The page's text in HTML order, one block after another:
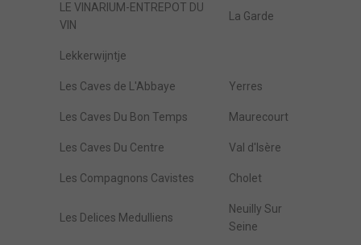
LE VINARIUM-ENTREPOT DU
VIN
La Garde
Lekkerwijntje
Les Caves de L'Abbaye Yerres
Les Caves Du Bon Temps Maurecourt
Les Caves Du Centre Val d'Isère
Les Compagnons Cavistes Cholet
Les Delices Medulliens
Neuilly Sur
Seine